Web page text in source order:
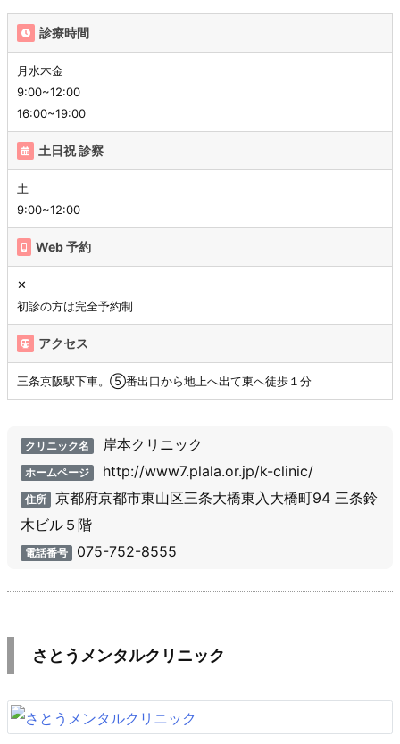
診療時間
月水木金
9:00~12:00
16:00~19:00
土日祝 診察
土
9:00~12:00
Web 予約
✕
初診の方は完全予約制
アクセス
三条京阪駅下車。⑤番出口から地上へ出て東へ徒歩１分
クリニック名 岸本クリニック
ホームページ http://www7.plala.or.jp/k-clinic/
住所 京都府京都市東山区三条大橋東入大橋町94 三条鈴
木ビル５階
電話番号 075-752-8555
さとうメンタルクリニック